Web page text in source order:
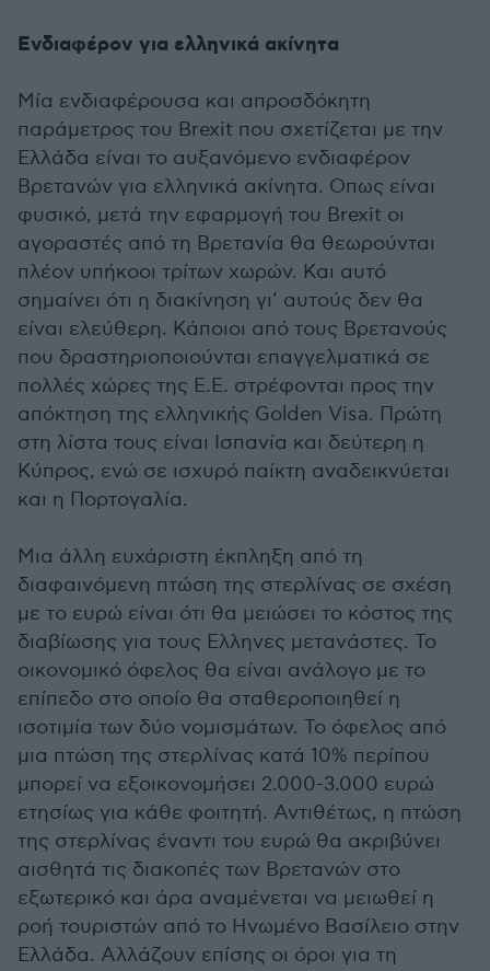
Ενδιαφέρον για ελληνικά ακίνητα
Μία ενδιαφέρουσα και απροσδόκητη
παράμετρος του Brexit που σχετίζεται με την
Ελλάδα είναι το αυξανόμενο ενδιαφέρον
Βρετανών για ελληνικά ακίνητα. Οπως είναι
φυσικό, μετά την εφαρμογή του Brexit οι
αγοραστές από τη Βρετανία θα θεωρούνται
πλέον υπήκοοι τρίτων χωρών. Και αυτό
σημαίνει ότι η διακίνηση γι’ αυτούς δεν θα
είναι ελεύθερη. Κάποιοι από τους Βρετανούς
που δραστηριοποιούνται επαγγελματικά σε
πολλές χώρες της Ε.Ε. στρέφονται προς την
απόκτηση της ελληνικής Golden Visa. Πρώτη
στη λίστα τους είναι Ισπανία και δεύτερη η
Κύπρος, ενώ σε ισχυρό παίκτη αναδεικνύεται
και η Πορτογαλία.
Μια άλλη ευχάριστη έκπληξη από τη
διαφαινόμενη πτώση της στερλίνας σε σχέση
με το ευρώ είναι ότι θα μειώσει το κόστος της
διαβίωσης για τους Ελληνες μετανάστες. Το
οικονομικό όφελος θα είναι ανάλογο με το
επίπεδο στο οποίο θα σταθεροποιηθεί η
ισοτιμία των δύο νομισμάτων. Το όφελος από
μια πτώση της στερλίνας κατά 10% περίπου
μπορεί να εξοικονομήσει 2.000-3.000 ευρώ
ετησίως για κάθε φοιτητή. Αντιθέτως, η πτώση
της στερλίνας έναντι του ευρώ θα ακριβύνει
αισθητά τις διακοπές των Βρετανών στο
εξωτερικό και άρα αναμένεται να μειωθεί η
ροή τουριστών από το Ηνωμένο Βασίλειο στην
Ελλάδα. Αλλάζουν επίσης οι όροι για τη